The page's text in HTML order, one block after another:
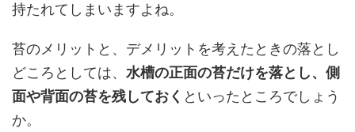
持たれてしまいますよね。
苔のメリットと、デメリットを考えたときの落とし
どころとしては、 水槽の正面の苔だけを落とし、側
面や背面の苔を残しておく といったところでしょう
か。